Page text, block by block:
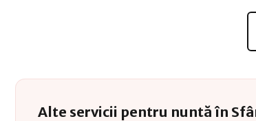
Alte servicii pentru nuntă în